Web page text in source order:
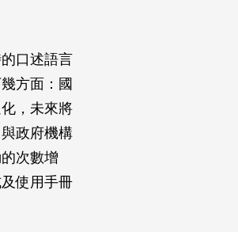
口述語言
方面：國
，未來將
政府機構
次數增
使用手冊